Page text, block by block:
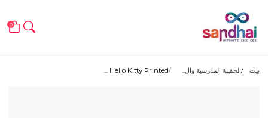
0
بيت الحقيبة المدرسية وال... Hello Kitty Printed ...